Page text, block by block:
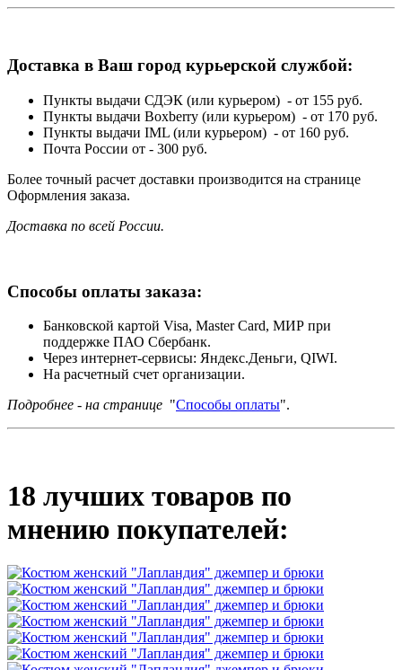
Доставка в Ваш город курьерской службой:
Пункты выдачи СДЭК (или курьером) - от 155 руб.
Пункты выдачи Boxberry (или курьером) - от 170 руб.
Пункты выдачи IML (или курьером) - от 160 руб.
Почта России от - 300 руб.
Более точный расчет доставки производится на странице
Оформления заказа.
Доставка по всей России.
Способы оплаты заказа:
Банковской картой Visa, Master Card, МИР при
поддержке ПАО Сбербанк.
Через интернет-сервисы: Яндекс.Деньги, QIWI.
На расчетный счет организации.
Подробнее - на странице "Способы оплаты".
18 лучших товаров по
мнению покупателей: